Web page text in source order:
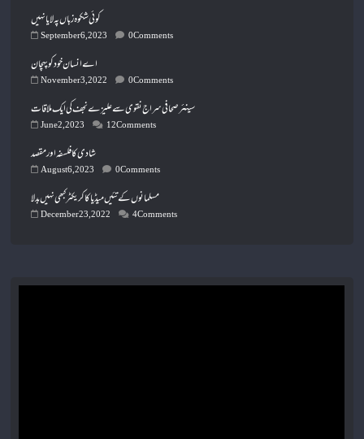
کوئی شکوہ ز باں پہ لایا نہیں
September 6, 2023 0 Comments
اے انسان خود کو پہچان
November 3, 2022 0 Comments
سینئر صحافی سراج نقوی سے علیزے نجف کی ایک ملاقات
June 2, 2023 12 Comments
شادی کا فلسفہ اور مقصد
August 6, 2023 0 Comments
مسلمانوں کے تئیں میڈیا کا کریکٹر کبھی نہیں بدلا
December 23, 2022 4 Comments